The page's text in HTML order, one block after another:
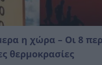
η χώρα – Οι 8
θερμοκρασίες